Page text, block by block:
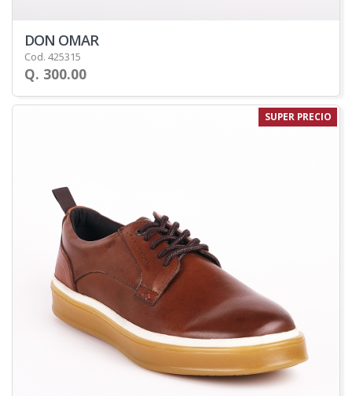
DON OMAR
Cod. 425315
Q. 300.00
SUPER PRECIO